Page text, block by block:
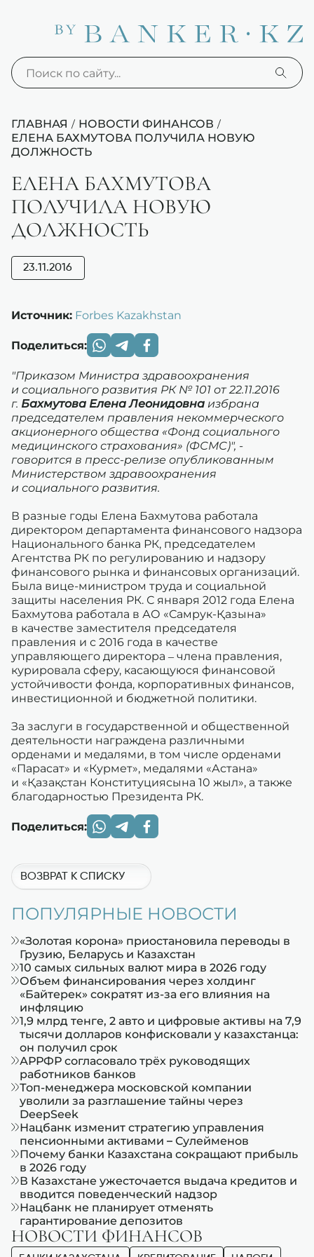
ГЛАВНАЯ / НОВОСТИ ФИНАНСОВ /
ЕЛЕНА БАХМУТОВА ПОЛУЧИЛА НОВУЮ
ДОЛЖНОСТЬ
ЕЛЕНА БАХМУТОВА
ПОЛУЧИЛА НОВУЮ
ДОЛЖНОСТЬ
23.11.2016
Источник: Forbes Kazakhstan
Поделиться:
"Приказом Министра здравоохранения
и социального развития РК № 101 от 22.11.2016
г. Бахмутова Елена Леонидовна избрана
председателем правления некоммерческого
акционерного общества «Фонд социального
медицинского страхования» (ФСМС)", -
говорится в пресс-релизе опубликованным
Министерством здравоохранения
и социального развития.
В разные годы Елена Бахмутова работала
директором департамента финансового надзора
Национального банка РК, председателем
Агентства РК по регулированию и надзору
финансового рынка и финансовых организаций.
Была вице-министром труда и социальной
защиты населения РК. С января 2012 года Елена
Бахмутова работала в АО «Самрук-Қазына»
в качестве заместителя председателя
правления и с 2016 года в качестве
управляющего директора – члена правления,
курировала сферу, касающуюся финансовой
устойчивости фонда, корпоративных финансов,
инвестиционной и бюджетной политики.
За заслуги в государственной и общественной
деятельности награждена различными
орденами и медалями, в том числе орденами
«Парасат» и «Курмет», медалями «Астана»
и «Қазақстан Конституциясына 10 жыл», а также
благодарностью Президента РК.
Поделиться:
ВОЗВРАТ К СПИСКУ
ПОПУЛЯРНЫЕ НОВОСТИ
«Золотая корона» приостановила переводы в
Грузию, Беларусь и Казахстан
10 самых сильных валют мира в 2026 году
Объем финансирования через холдинг
«Байтерек» сократят из-за его влияния на
инфляцию
1,9 млрд тенге, 2 авто и цифровые активы на 7,9
тысячи долларов конфисковали у казахстанца:
он получил срок
АРРФР согласовало трёх руководящих
работников банков
Топ-менеджера московской компании
уволили за разглашение тайны через
DeepSeek
Нацбанк изменит стратегию управления
пенсионными активами – Сулейменов
Почему банки Казахстана сокращают прибыль
в 2026 году
В Казахстане ужесточается выдача кредитов и
вводится поведенческий надзор
Нацбанк не планирует отменять
гарантирование депозитов
НОВОСТИ ФИНАНСОВ